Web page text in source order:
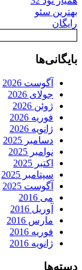
بهترین سئو
رایگان
بایگانی‌ها
آگوست 2026
جولای 2026
ژوئن 2026
فوریه 2026
ژانویه 2026
دسامبر 2025
نوامبر 2025
اکتبر 2025
سپتامبر 2025
آگوست 2025
می 2016
آوریل 2016
مارس 2016
فوریه 2016
ژانویه 2016
دسته‌ها